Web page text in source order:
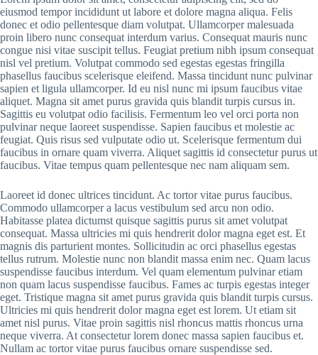
eiusmod tempor incididunt ut labore et dolore magna aliqua. Felis
donec et odio pellentesque diam volutpat. Ullamcorper malesuada
proin libero nunc consequat interdum varius. Consequat mauris nunc
congue nisi vitae suscipit tellus. Feugiat pretium nibh ipsum consequat
nisl vel pretium. Volutpat commodo sed egestas egestas fringilla
phasellus faucibus scelerisque eleifend. Massa tincidunt nunc pulvinar
sapien et ligula ullamcorper. Id eu nisl nunc mi ipsum faucibus vitae
aliquet. Magna sit amet purus gravida quis blandit turpis cursus in.
Sagittis eu volutpat odio facilisis. Fermentum leo vel orci porta non
pulvinar neque laoreet suspendisse. Sapien faucibus et molestie ac
feugiat. Quis risus sed vulputate odio ut. Scelerisque fermentum dui
faucibus in ornare quam viverra. Aliquet sagittis id consectetur purus ut
faucibus. Vitae tempus quam pellentesque nec nam aliquam sem.
Laoreet id donec ultrices tincidunt. Ac tortor vitae purus faucibus.
Commodo ullamcorper a lacus vestibulum sed arcu non odio.
Habitasse platea dictumst quisque sagittis purus sit amet volutpat
consequat. Massa ultricies mi quis hendrerit dolor magna eget est. Et
magnis dis parturient montes. Sollicitudin ac orci phasellus egestas
tellus rutrum. Molestie nunc non blandit massa enim nec. Quam lacus
suspendisse faucibus interdum. Vel quam elementum pulvinar etiam
non quam lacus suspendisse faucibus. Fames ac turpis egestas integer
eget. Tristique magna sit amet purus gravida quis blandit turpis cursus.
Ultricies mi quis hendrerit dolor magna eget est lorem. Ut etiam sit
amet nisl purus. Vitae proin sagittis nisl rhoncus mattis rhoncus urna
neque viverra. At consectetur lorem donec massa sapien faucibus et.
Nullam ac tortor vitae purus faucibus ornare suspendisse sed.